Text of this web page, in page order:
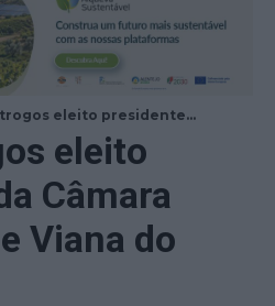
eleito presidente...
eleito
Câmara
Viana do